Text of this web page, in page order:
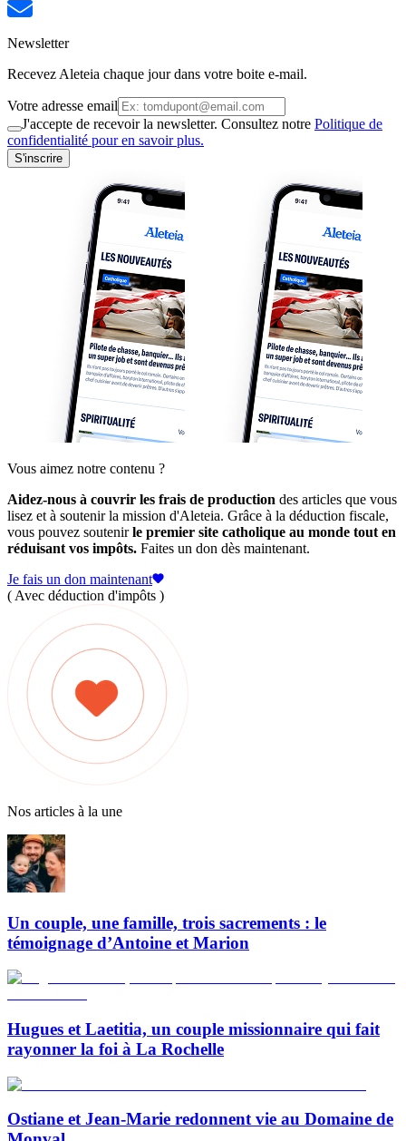
Newsletter
Recevez Aleteia chaque jour dans votre boite e-mail.
Votre adresse email
J'accepte de recevoir la newsletter. Consultez notre Politique de
confidentialité pour en savoir plus.
S'inscrire
Vous aimez notre contenu ?
Aidez-nous à couvrir les frais de production des articles que vous
lisez et à soutenir la mission d'Aleteia. Grâce à la déduction fiscale,
vous pouvez soutenirle premier site catholique au monde tout en
réduisant vos impôts. Faites un don dès maintenant.
Je fais un don maintenant
( Avec déduction d'impôts )
Nos articles à la une
Un couple, une famille, trois sacrements : le
témoignage d’Antoine et Marion
Hugues et Laetitia, un couple missionnaire qui fait
rayonner la foi à La Rochelle
Ostiane et Jean-Marie redonnent vie au Domaine de